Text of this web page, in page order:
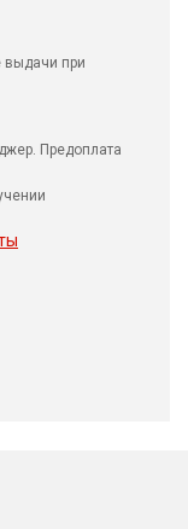
выдачи при
Предоплата